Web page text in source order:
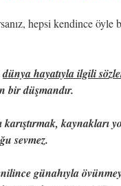
hepsi kendince
dünya hayatıyla ilgili
bir düşmandır.
karıştırmak, kaynakları
sevmez.
günahıyla